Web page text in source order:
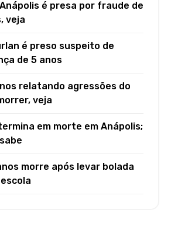
é presa por fraude de
veja
é preso suspeito de
de 5 anos
relatando agressões do
veja
em morte em Anápolis;
morre após levar bolada